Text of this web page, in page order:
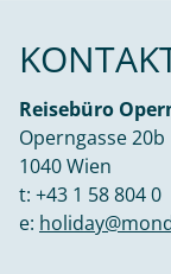
Reisebüro
Operngasse 20b
1040 Wien
t: +43 1 58 804 0
e: